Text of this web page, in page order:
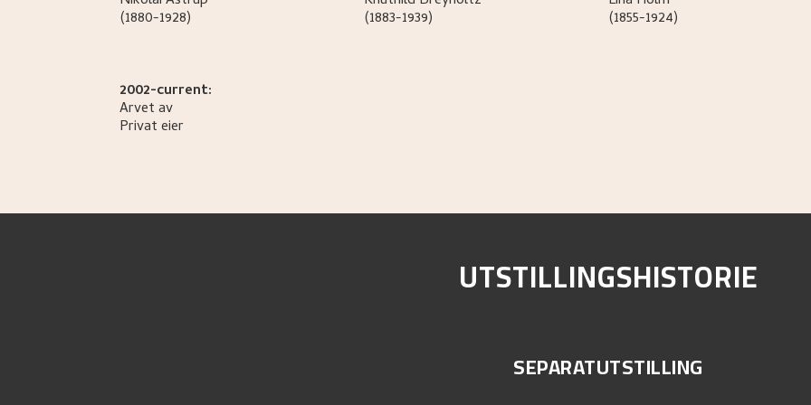
(1880-1928) (1883-1939) (1855-1924)
2002-current:
Arvet av
Privat eier
UTSTILLINGSHISTORIE
SEPARATUTSTILLING